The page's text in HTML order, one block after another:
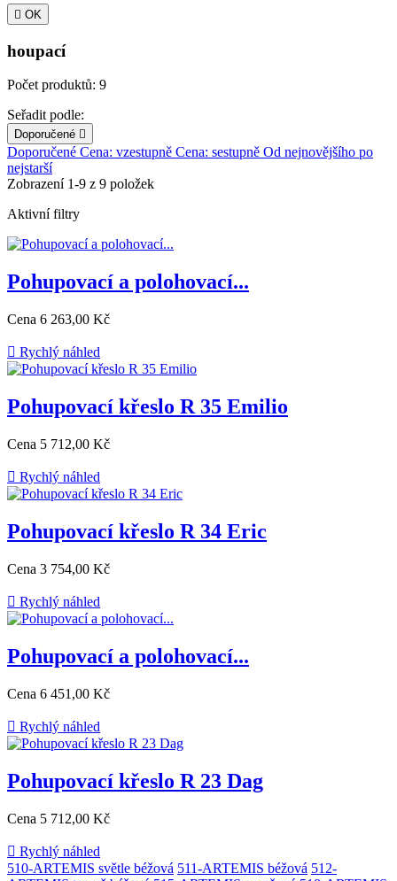
 OK
houpací
Počet produktů: 9
Seřadit podle:
Doporučené 
Doporučené Cena: vzestupně Cena: sestupně Od nejnovějšího po
nejstarší
Zobrazení 1-9 z 9 položek
Aktivní filtry
Pohupovací a polohovací...
Cena 6 263,00 Kč
 Rychlý náhled
Pohupovací křeslo R 35 Emilio
Cena 5 712,00 Kč
 Rychlý náhled
Pohupovací křeslo R 34 Eric
Cena 3 754,00 Kč
 Rychlý náhled
Pohupovací a polohovací...
Cena 6 451,00 Kč
 Rychlý náhled
Pohupovací křeslo R 23 Dag
Cena 5 712,00 Kč
 Rychlý náhled
510-ARTEMIS světle béžová 511-ARTEMIS béžová 512-